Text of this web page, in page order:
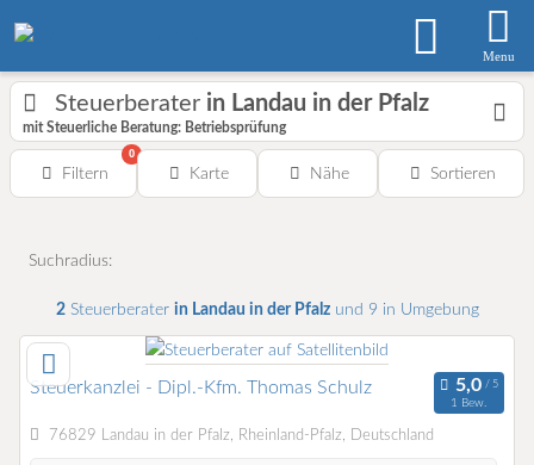
Menu
Steuerberater in Landau in der Pfalz
mit Steuerliche Beratung: Betriebsprüfung
Filtern
0
Karte Nähe Sortieren
Suchradius:
2Steuerberater in Landau in der Pfalzund 9 in Umgebung
Steuerkanzlei - Dipl.-Kfm. Thomas Schulz
1 Bew.
76829 Landau in der Pfalz, Rheinland-Pfalz, Deutschland